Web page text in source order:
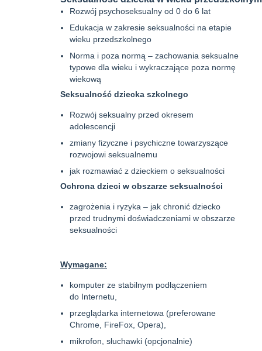
Rozwój psychoseksualny od 0 do 6 lat
Edukacja w zakresie seksualności na etapie
wieku przedszkolnego
Norma i poza normą – zachowania seksualne
typowe dla wieku i wykraczające poza normę
wiekową
Seksualność dziecka szkolnego
Rozwój seksualny przed okresem
adolescencji
zmiany fizyczne i psychiczne towarzyszące
rozwojowi seksualnemu
jak rozmawiać z dzieckiem o seksualności
Ochrona dzieci w obszarze seksualności
zagrożenia i ryzyka – jak chronić dziecko
przed trudnymi doświadczeniami w obszarze
seksualności
Wymagane:
komputer ze stabilnym podłączeniem
do Internetu,
przeglądarka internetowa (preferowane
Chrome, FireFox, Opera),
mikrofon, słuchawki (opcjonalnie)